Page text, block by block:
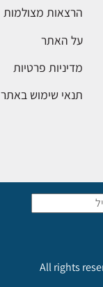
הרצאות מצולמות
על האתר
מדיניות פרטיות
תנאי שימוש באתר
All rights